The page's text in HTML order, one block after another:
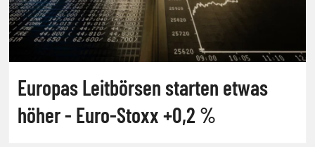
Europas Leitbörsen starten etwas
höher - Euro-Stoxx +0,2 %